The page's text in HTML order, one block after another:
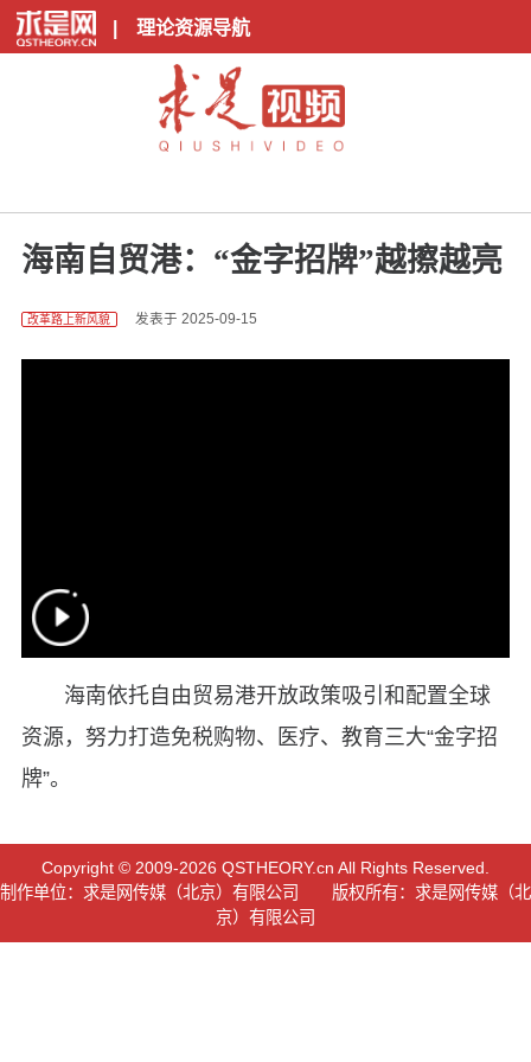
| 理论资源导航
海南自贸港：“金字招牌”越擦越亮
改革路上新风貌 发表于 2025-09-15
海南依托自由贸易港开放政策吸引和配置全球
资源，努力打造免税购物、医疗、教育三大“金字招
牌”。
Copyright © 2009-2026 QSTHEORY.cn All Rights Reserved.
制作单位：求是网传媒（北京）有限公司 版权所有：求是网传媒（北
京）有限公司